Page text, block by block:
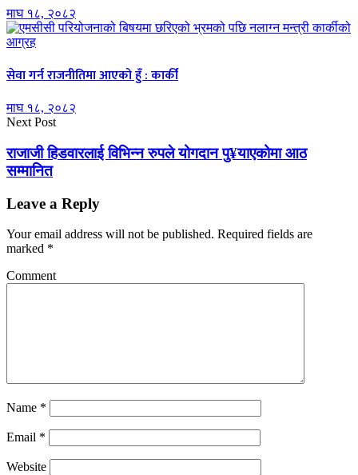
माघ १८, २०८२
सेवा गर्न राजनीतिमा आएको हुँ : कार्की
माघ १८, २०८२
Next Post
राजाजी हिडवारलाई विभिन्न रुपले योगदान पु¥याएकोमा आठ
सम्मानित
Leave a Reply
Your email address will not be published. Required fields are
marked *
Comment
Name *
Email *
Website